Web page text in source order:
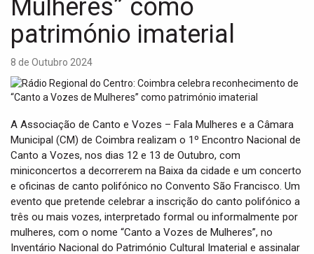
n
Mulheres” como
património imaterial
8 de Outubro 2024
A Associação de Canto e Vozes – Fala Mulheres e a Câmara
Municipal (CM) de Coimbra realizam o 1º Encontro Nacional de
Canto a Vozes, nos dias 12 e 13 de Outubro, com
miniconcertos a decorrerem na Baixa da cidade e um concerto
e oficinas de canto polifónico no Convento São Francisco. Um
evento que pretende celebrar a inscrição do canto polifónico a
três ou mais vozes, interpretado formal ou informalmente por
mulheres, com o nome “Canto a Vozes de Mulheres”, no
Inventário Nacional do Património Cultural Imaterial e assinalar